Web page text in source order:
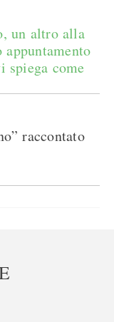
un altro alla
spiega come
raccontato